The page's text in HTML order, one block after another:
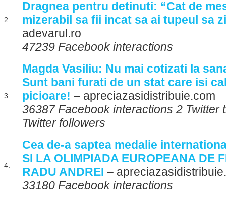
2.
Dragnea pentru detinuti: “Cat de
mizerabil sa fii incat sa ai tupeul sa
adevarul.ro
47239 Facebook interactions
3.
Magda Vasiliu: Nu mai cotizati la
Sunt bani furati de un stat care isi
picioare! – apreciazasidistribuie.com
36387 Facebook interactions 2 Twitter
Twitter followers
4.
Cea de-a saptea medalie
SI LA OLIMPIADA EUROPEANA DE
RADU ANDREI –
33180 Facebook interactions